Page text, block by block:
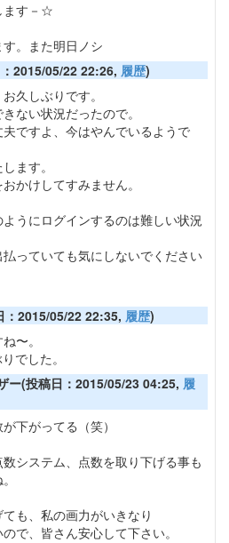
ます－☆
。また明日ノシ
2015/05/22 22:26, 履歴)
久しぶりです。
ない状況だったので。
ですよ、今はやんでいるようで
ます。
かけしてすみません。
うにログインするのは難しい状況
っていても気にしないでください
：2015/05/22 22:35, 履歴)
〜。
でした。
ー(投稿日：2015/05/23 04:25, 履
下がってる（笑）
システム、点数を取り下げる事も
も、私の画力がいきなり
で、皆さん安心して下さい。